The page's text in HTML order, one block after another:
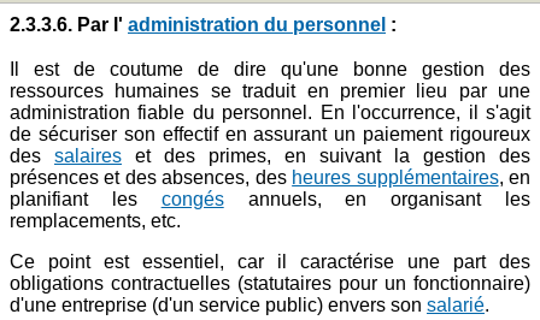
2.3.3.6. Par l' administration du personnel :
Il est de coutume de dire qu'une bonne gestion des
ressources humaines se traduit en premier lieu par une
administration fiable du personnel. En l'occurrence, il s'agit
de sécuriser son effectif en assurant un paiement rigoureux
des salaires et des primes, en suivant la gestion des
présences et des absences, des heures supplémentaires, en
planifiant les congésannuels, en organisant les
remplacements, etc.
Ce point est essentiel, car il caractérise une part des
obligations contractuelles (statutaires pour un fonctionnaire)
d'une entreprise (d'un service public) envers son salarié.